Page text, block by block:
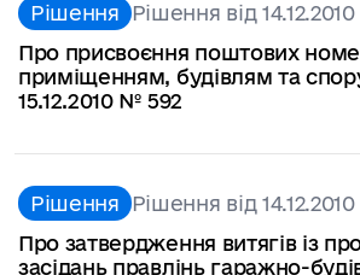
Рішення Рішення від
Про присвоєння поштових
приміщенням, будівлям та
15.12.2010 № 592
Рішення Рішення від
Про затвердження витягів із
засідань правлінь гаражно-